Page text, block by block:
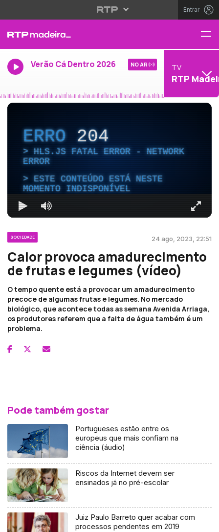
Entrar
Verão Cá Dentro 2026 NO AR TV
RTP
ERRO204
HLS.JS FATAL ERROR - NETWORK
ERROR
ESTE CONTEÚDO ESTÁ NESTE
MOMENTO INDISPONÍVEL
SOCIEDADE 24 ago, 2023, 22:51
Calor provoca amadurecimento
de frutas e legumes (vídeo)
O tempo quente está a provocar um amadurecimento
precoce de algumas frutas e legumes. No mercado
biológico, que acontece todas as semana Avenida Arriaga,
os produtores referem que a falta de água também é um
problema.
Pode também gostar
Portugueses estão entre os
europeus que mais confiam na
ciência (áudio)
Riscos da Internet devem ser
ensinados já no pré-escolar
Juiz Paulo Barreto quer acabar com
processos pendentes em 2019